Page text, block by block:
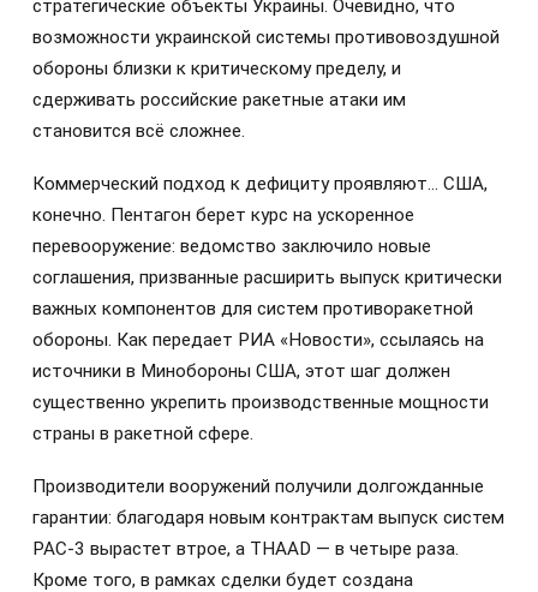
стратегические объекты Украины. Очевидно, что
возможности украинской системы противовоздушной
обороны близки к критическому пределу, и
сдерживать российские ракетные атаки им
становится всё сложнее.
Коммерческий подход к дефициту проявляют… США,
конечно. Пентагон берет курс на ускоренное
перевооружение: ведомство заключило новые
соглашения, призванные расширить выпуск критически
важных компонентов для систем противоракетной
обороны. Как передает РИА «Новости», ссылаясь на
источники в Минобороны США, этот шаг должен
существенно укрепить производственные мощности
страны в ракетной сфере.
Производители вооружений получили долгожданные
гарантии: благодаря новым контрактам выпуск систем
PAC-3 вырастет втрое, а THAAD — в четыре раза.
Кроме того, в рамках сделки будет создана